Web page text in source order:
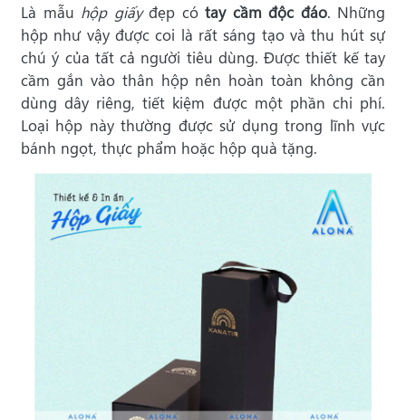
Là mẫu hộp giấyđẹp có tay cầm độc đáo. Những
hộp như vậy được coi là rất sáng tạo và thu hút sự
chú ý của tất cả người tiêu dùng. Được thiết kế tay
cầm gắn vào thân hộp nên hoàn toàn không cần
dùng dây riêng, tiết kiệm được một phần chi phí.
Loại hộp này thường được sử dụng trong lĩnh vực
bánh ngọt, thực phẩm hoặc hộp quà tặng.